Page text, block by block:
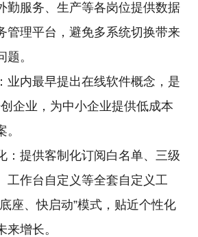
勤服务、生产等各岗位提供数据
管理平台，避免多系统切换带来
题。
业内最早提出在线软件概念，是
企业，为中小企业提供低成本
：提供客制化订阅白名单、三级
工作台自定义等全套自定义工
座、快启动”模式，贴近个性化
来增长。